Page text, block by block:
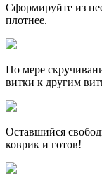
Сформируйте из
плотнее.
По мере
витки к другим
Оставшийся
коврик и готов!